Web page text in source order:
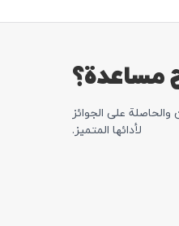
مساعدة؟
علی الجوائز
لأدائها المتمیز.